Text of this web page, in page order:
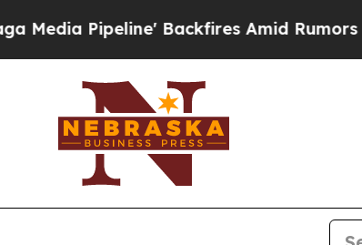
Backfires Amid Rumors Trump Will cut